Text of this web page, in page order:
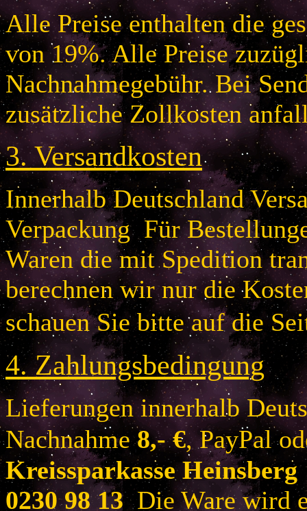
Alle Preise enthalten die
von 19%. Alle Preise
Nachnahmegebühr. Bei
zusätzliche Zollkosten
3.Versandkosten
Innerhalb Deutschland
Verpackung Für
Waren die mit Spedition
berechnen wir nur die
schauen Sie bitte auf die
4.Zahlungsbedingung
Lieferungen innerhalb
Nachnahme 8,- €, PayPal
Kreissparkasse
0230 98 13Die Ware wird